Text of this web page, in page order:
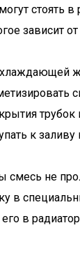
стоять в
зависит
трубок
к
смесь не
в
его в